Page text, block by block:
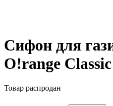
Сифон для
O!range
Товар распродан